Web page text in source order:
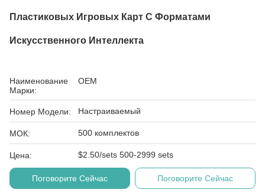
Пластиковых Игровых Карт С Форматами
Искусственного Интеллекта
Наименование
Марки:
OEM
Номер Модели: Настраиваемый
МОК: 500 комплектов
Цена: $2.50/sets 500-2999 sets
Поговорите Сейчас Поговорите Сейчас